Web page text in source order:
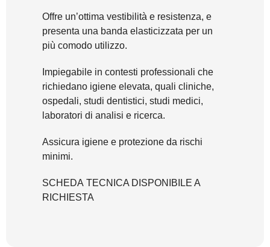
Offre un’ottima vestibilità e resistenza, e
presenta una banda elasticizzata per un
più comodo utilizzo.
Impiegabile in contesti professionali che
richiedano igiene elevata, quali cliniche,
ospedali, studi dentistici, studi medici,
laboratori di analisi e ricerca.
Assicura igiene e protezione da rischi
minimi.
SCHEDA TECNICA DISPONIBILE A
RICHIESTA